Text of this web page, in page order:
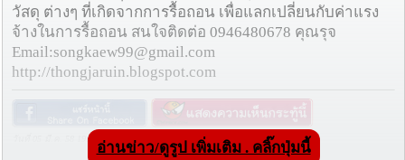
วัสดุ ต่างๆ ที่เกิดจากการรื้อถอน เพื่อแลกเปลี่ยนกับค่าแรง
จ้างในการรื้อถอน สนใจติดต่อ 0946480678 คุณรุจ
Email:songkaew99@gmail.com
http://thongjaruin.blogspot.com
วันที่ 05 มี.ค. 58 19:37:59 , ดู 3740 ครั้งอ่านข่าว/ดูรูป เพิ่มเติม . คลิ๊กปุ่มนี้